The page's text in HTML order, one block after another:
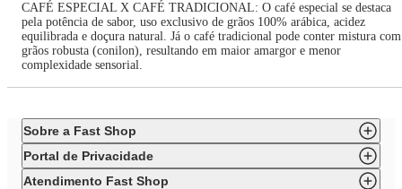
CAFÉ ESPECIAL X CAFÉ TRADICIONAL: O café especial se destaca
pela potência de sabor, uso exclusivo de grãos 100% arábica, acidez
equilibrada e doçura natural. Já o café tradicional pode conter mistura com
grãos robusta (conilon), resultando em maior amargor e menor
complexidade sensorial.
Sobre a Fast Shop
Portal de Privacidade
Atendimento Fast Shop